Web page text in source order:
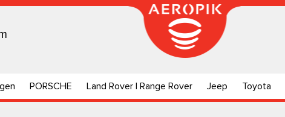
PORSCHE Land Rover | Range Rover Jeep Toyota